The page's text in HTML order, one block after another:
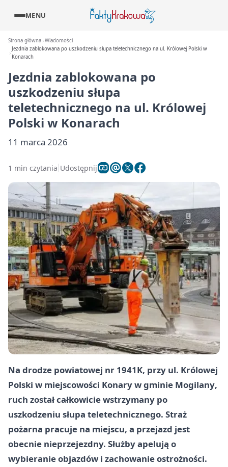
MENU
Strona główna Wiadomości
Jezdnia zablokowana po uszkodzeniu słupa teletechnicznego na ul. Królowej Polski w
Konarach
Jezdnia zablokowana po
uszkodzeniu słupa
teletechnicznego na ul. Królowej
Polski w Konarach
11 marca 2026
1 min czytania Udostępnij
Na drodze powiatowej nr 1941K, przy ul. Królowej
Polski w miejscowości Konaryw gminie Mogilany,
ruch został całkowicie wstrzymany po
uszkodzeniu słupa teletechnicznego. Straż
pożarna pracuje na miejscu, a przejazd jest
obecnie nieprzejezdny. Służby apelują o
wybieranie objazdów i zachowanie ostrożności.